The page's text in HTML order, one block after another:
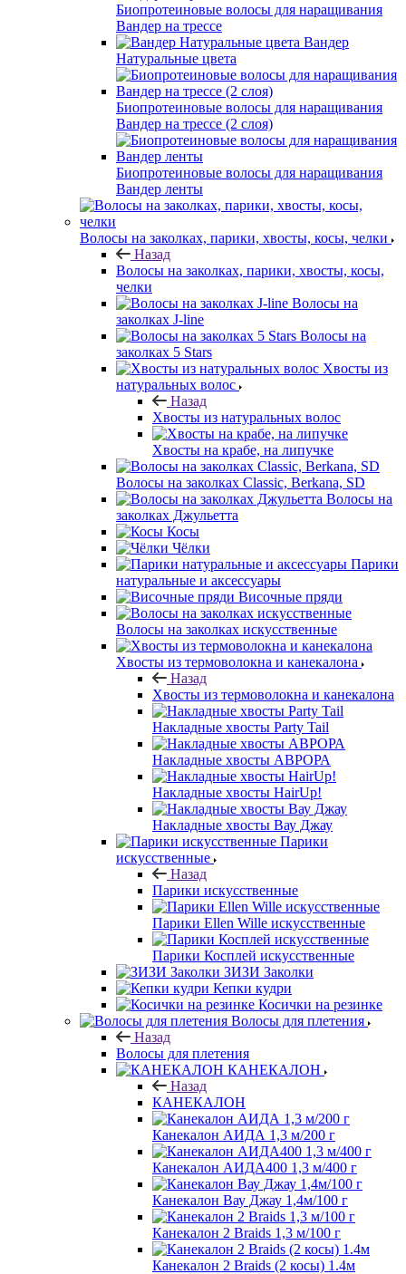
Биопротеиновые волосы для наращивания
Вандер на трессе
Вандер
Натуральные цвета
Биопротеиновые волосы для наращивания
Вандер на трессе (2 слоя)
Биопротеиновые волосы для наращивания
Вандер ленты
Волосы на заколках, парики, хвосты, косы, челки
Назад
Волосы на заколках, парики, хвосты, косы,
челки
Волосы на
заколках J-line
Волосы на
заколках 5 Stars
Хвосты из
натуральных волос
Назад
Хвосты из натуральных волос
Хвосты на крабе, на липучке
Волосы на заколках Classic, Berkana, SD
Волосы на
заколках Джульетта
Косы
Чёлки
Парики
натуральные и аксессуары
Височные пряди
Волосы на заколках искусственные
Хвосты из термоволокна и канекалона
Назад
Хвосты из термоволокна и канекалона
Накладные хвосты Party Tail
Накладные хвосты АВРОРА
Накладные хвосты HairUp!
Накладные хвосты Вау Джау
Парики
искусственные
Назад
Парики искусственные
Парики Ellen Wille искусственные
Парики Косплей искусственные
ЗИЗИ Заколки
Кепки кудри
Косички на резинке
Волосы для плетения
Назад
Волосы для плетения
КАНЕКАЛОН
Назад
КАНЕКАЛОН
Канекалон АИДА 1,3 м/200 г
Канекалон АИДА400 1,3 м/400 г
Канекалон Вау Джау 1,4м/100 г
Канекалон 2 Braids 1,3 м/100 г
Канекалон 2 Braids (2 косы) 1.4м